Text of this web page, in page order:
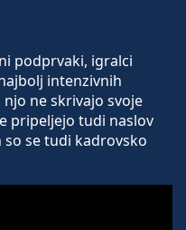
podprvaki, igralci
intenzivnih
ne skrivajo svoje
pripeljejo tudi naslov
so se tudi kadrovsko